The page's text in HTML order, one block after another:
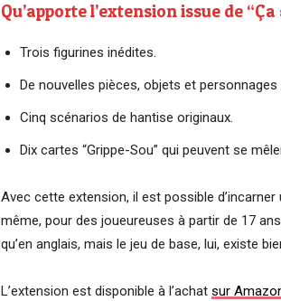
Qu’apporte l’extension issue de
Trois figurines inédites.
De nouvelles pièces, objets et
Cinq scénarios de hantise originaux.
Dix cartes “Grippe-Sou” qui peuvent se
Avec cette extension, il est possible
même, pour des joueureuses à partir de 17
qu’en anglais, mais le jeu de base, lui, existe
L’extension est disponible à l’achat sur